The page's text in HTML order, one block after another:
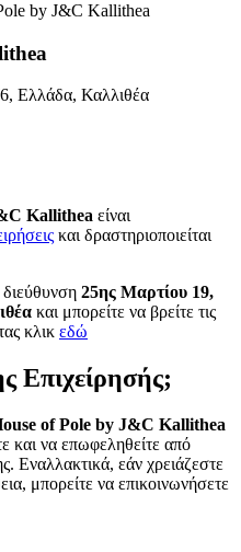
by J&C Kallithea
Ελλάδα, Καλλιθέα
Kallithea είναι
και δραστηριοποιείται
διεύθυνση 25ης Μαρτίου 19,
και μπορείτε να βρείτε τις
κλικ εδώ
Επιχείρησής;
of Pole by J&C Kallithea
και να επωφεληθείτε από
Εναλλακτικά, εάν χρειάζεστε
μπορείτε να επικοινωνήσετε